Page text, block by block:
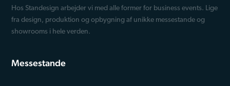
Hos Standesign arbejder vi med alle former for business events. Lige
fra design, produktion og opbygning af unikke messestande og
showrooms i hele verden.
Messestande